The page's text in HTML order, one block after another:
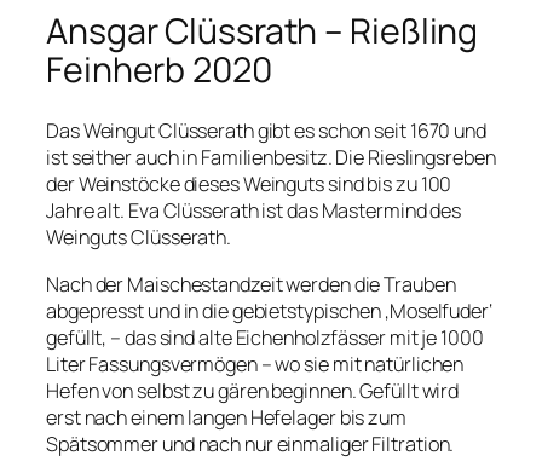
Ansgar Clüssrath – Rießling
Feinherb 2020
Das Weingut Clüsserath gibt es schon seit 1670 und
ist seither auch in Familienbesitz. Die Rieslingsreben
der Weinstöcke dieses Weinguts sind bis zu 100
Jahre alt. Eva Clüsserath ist das Mastermind des
Weinguts Clüsserath.
Nach der Maischestandzeit werden die Trauben
abgepresst und in die gebietstypischen ‚Moselfuder‘
gefüllt, – das sind alte Eichenholzfässer mit je 1000
Liter Fassungsvermögen – wo sie mit natürlichen
Hefen von selbst zu gären beginnen. Gefüllt wird
erst nach einem langen Hefelager bis zum
Spätsommer und nach nur einmaliger Filtration.